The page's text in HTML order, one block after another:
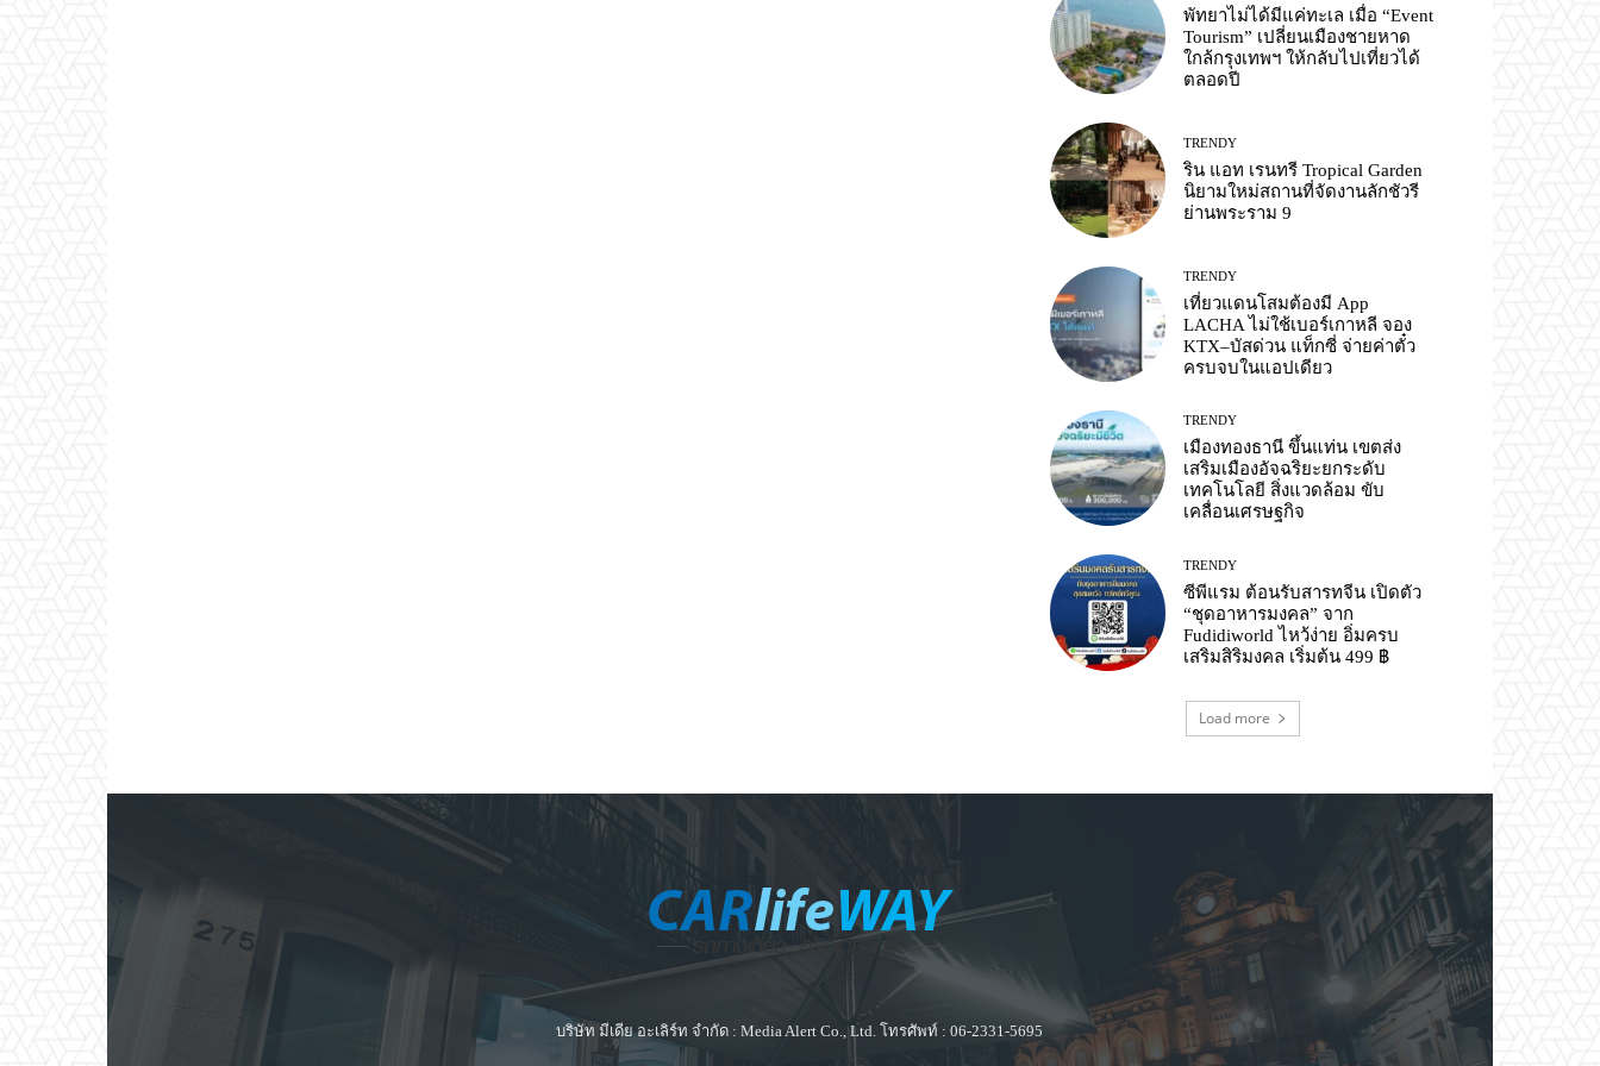
พัทยาไม่ได้มีแค่ทะเล เมื่อ “Event
Tourism” เปลี่ยนเมืองชายหาด
ใกล้กรุงเทพฯ ให้กลับไปเที่ยวได้
ตลอดปี
TRENDY
ริน แอท เรนทรี Tropical Garden
นิยามใหม่สถานที่จัดงานลักชัวรี
ย่านพระราม 9
TRENDY
เที่ยวแดนโสมต้องมี App
LACHA ไม่ใช้เบอร์เกาหลี จอง
KTX–บัสด่วน แท็กซี่ จ่ายค่าตั๋ว
ครบจบในแอปเดียว
TRENDY
เมืองทองธานี ขึ้นแท่น เขตส่ง
เสริมเมืองอัจฉริยะยกระดับ
เทคโนโลยี สิ่งแวดล้อม ขับ
เคลื่อนเศรษฐกิจ
TRENDY
ซีพีแรม ต้อนรับสารทจีน เปิดตัว
“ชุดอาหารมงคล” จาก
Fudidiworld ไหว้ง่าย อิ่มครบ
เสริมสิริมงคล เริ่มต้น 499 ฿
Load more
บริษัท มีเดีย อะเลิร์ท จำกัด : Media Alert Co., Ltd. โทรศัพท์ : 06-2331-5695